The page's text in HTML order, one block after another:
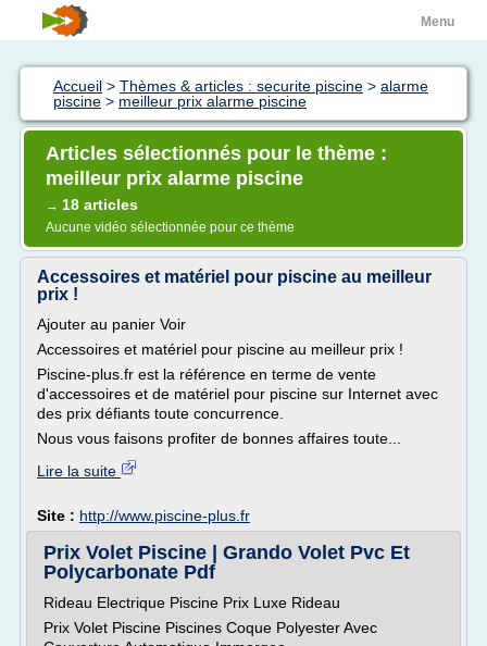
Menu
Accueil > Thèmes & articles : securite piscine > alarme
piscine > meilleur prix alarme piscine
Articles sélectionnés pour le thème :
meilleur prix alarme piscine
→ 18 articles
Aucune vidéo sélectionnée pour ce thème
Accessoires et matériel pour piscine au meilleur
prix !
Ajouter au panier Voir
Accessoires et matériel pour piscine au meilleur prix !
Piscine-plus.fr est la référence en terme de vente
d'accessoires et de matériel pour piscine sur Internet avec
des prix défiants toute concurrence.
Nous vous faisons profiter de bonnes affaires toute...
Lire la suite
Site : http://www.piscine-plus.fr
Prix Volet Piscine | Grando Volet Pvc Et
Polycarbonate Pdf
Rideau Electrique Piscine Prix Luxe Rideau
Prix Volet Piscine Piscines Coque Polyester Avec